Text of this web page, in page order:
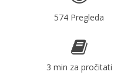
574 Pregleda
3 min za pročitati